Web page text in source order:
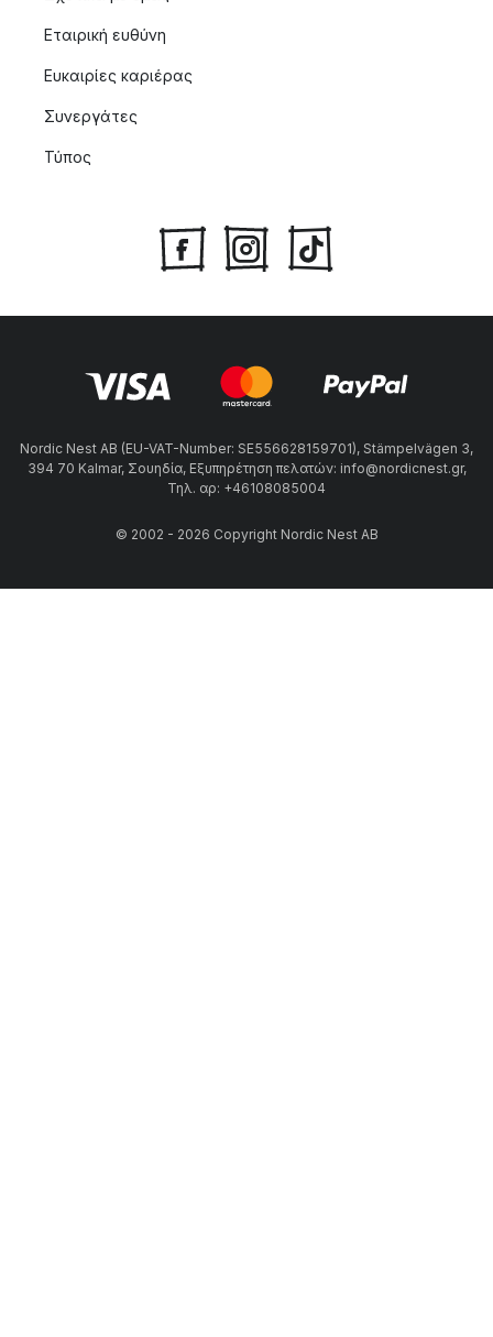
Εταιρική ευθύνη
Ευκαιρίες καριέρας
Συνεργάτες
Τύπος
Nordic Nest AB (EU-VAT-Number: SE556628159701), Stämpelvägen 3,
394 70 Kalmar, Σουηδία, Εξυπηρέτηση πελατών: info@nordicnest.gr,
Τηλ. αρ: +46108085004
© 2002 - 2026 Copyright Nordic Nest AB